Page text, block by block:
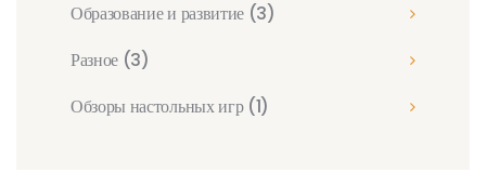
Образование и развитие (3)
Разное (3)
Обзоры настольных игр (1)